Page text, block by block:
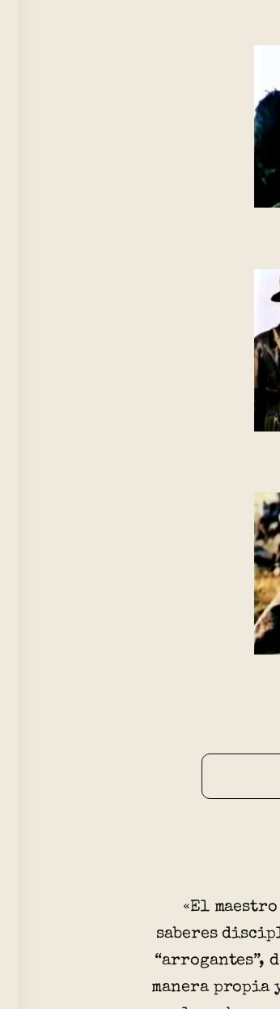
«El
saberes
“arrogantes”,
manera